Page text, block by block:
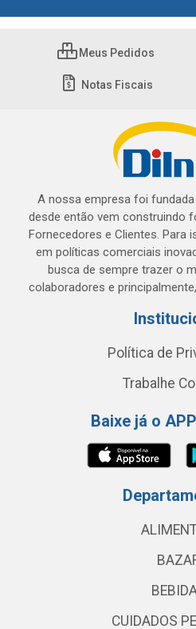
Meus Pedidos
Notas Fiscais
A nossa empresa foi
desde então vem construindo
Fornecedores e Clientes. Para
em políticas comerciais
busca de sempre trazer o
colaboradores e
Política de
Trabalhe
Baixe já o
CUIDADOS